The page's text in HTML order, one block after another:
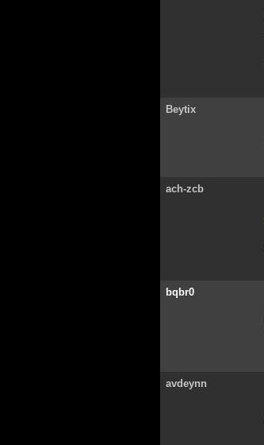
Beytix
ach-zcb
bqbr0
avdeynn